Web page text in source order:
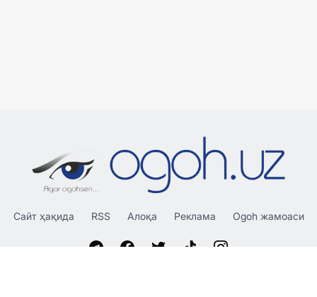
Сайт ҳақида RSS Алоқа Реклама Ogoh жамоаси